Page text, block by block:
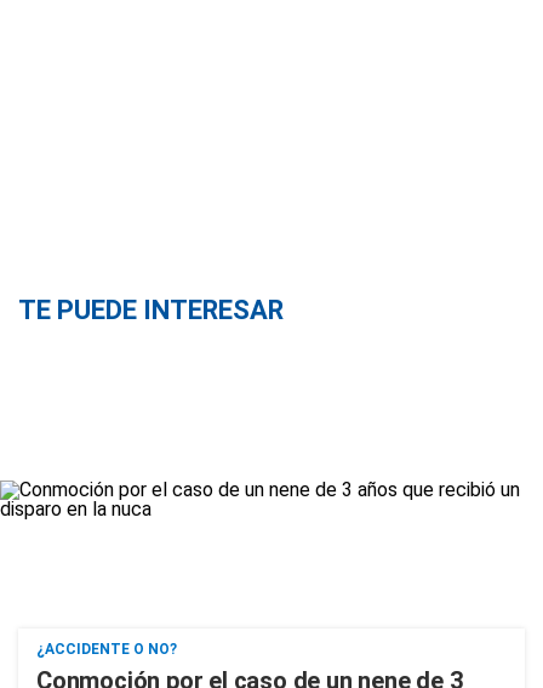
TE PUEDE INTERESAR
¿ACCIDENTE O NO?
Conmoción por el caso de un nene de 3